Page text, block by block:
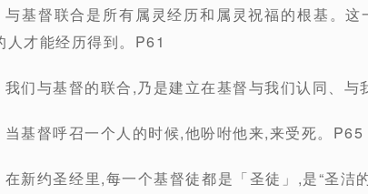
与基督联合是所有属灵经历和属灵祝福的根基。
人才能经历得到。P61
们与基督的联合,乃是建立在基督与我们认同、与
基督呼召一个人的时候,他吩咐他来,来受死。P65
新约圣经里,每一个基督徒都是「圣徒」,是“圣洁